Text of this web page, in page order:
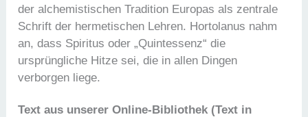
der alchemistischen Tradition Europas als zentrale
Schrift der hermetischen Lehren. Hortolanus nahm
an, dass Spiritus oder „Quintessenz“ die
ursprüngliche Hitze sei, die in allen Dingen
verborgen liege.
Text aus unserer Online-Bibliothek (Text in